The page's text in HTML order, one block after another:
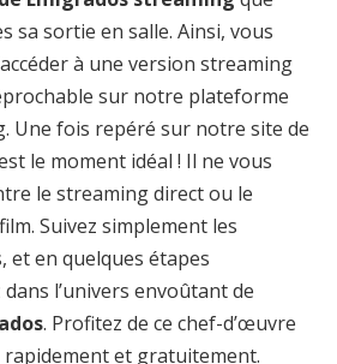
sa sortie en salle. Ainsi, vous
à une version streaming
sur notre plateforme
Une fois repéré sur notre site de
le moment idéal ! Il ne vous
le streaming direct ou le
Suivez simplement les
et en quelques étapes
l’univers envoûtant de
. Profitez de ce chef-d’œuvre
et gratuitement.